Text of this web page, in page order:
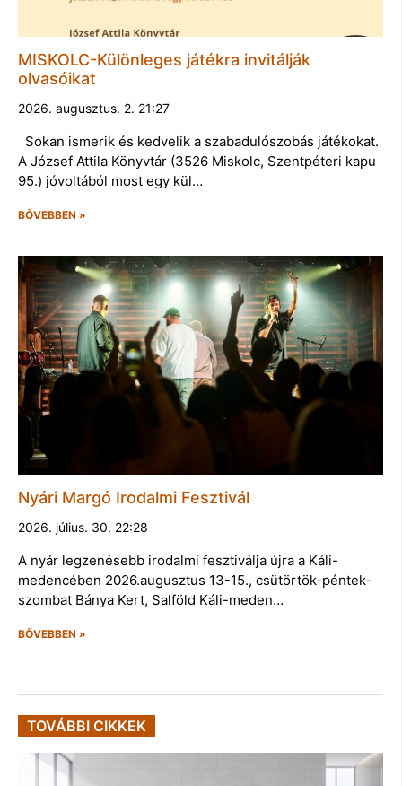
MISKOLC-Különleges játékra invitálják
olvasóikat
2026. augusztus. 2. 21:27
Sokan ismerik és kedvelik a szabadulószobás játékokat.
A József Attila Könyvtár (3526 Miskolc, Szentpéteri kapu
95.) jóvoltából most egy kül…
BŐVEBBEN »
Nyári Margó Irodalmi Fesztivál
2026. július. 30. 22:28
A nyár legzenésebb irodalmi fesztiválja újra a Káli-
medencében 2026.augusztus 13-15., csütörtök-péntek-
szombat Bánya Kert, Salföld Káli-meden…
BŐVEBBEN »
TOVÁBBI CIKKEK